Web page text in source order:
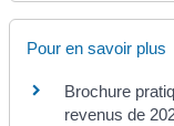
Pour en savoir plus
Brochure
revenus de